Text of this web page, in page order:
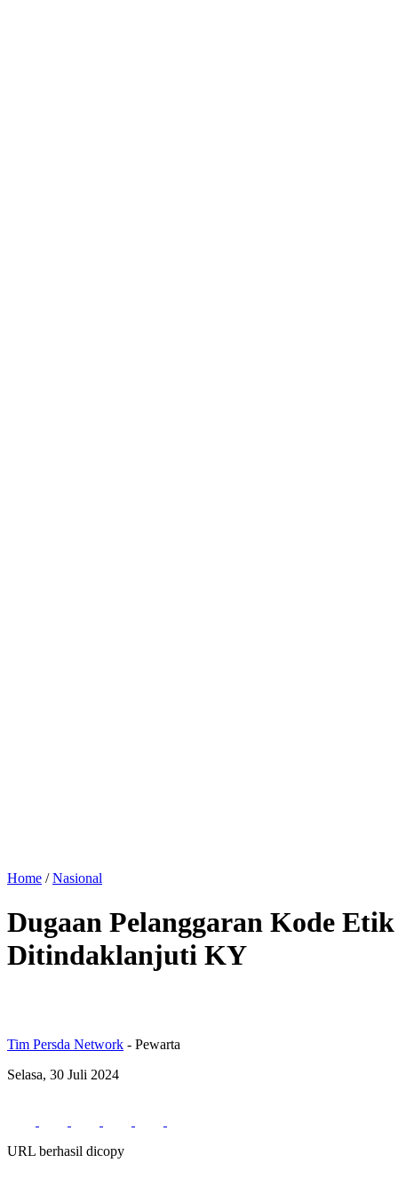
Home /Nasional
Dugaan Pelanggaran Kode
Ditindaklanjuti KY
Tim Persda Network - Pewarta
Selasa, 30 Juli 2024
URL berhasil dicopy